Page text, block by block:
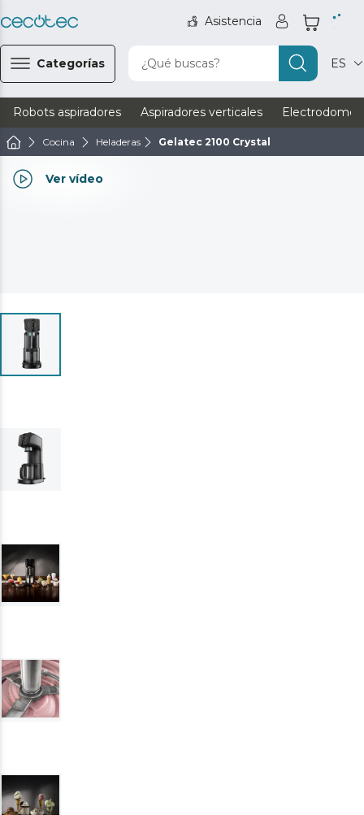
Asistencia
Categorías ¿Qué buscas? ES
Robots aspiradores Aspiradores verticales
Cocina Heladeras Gelatec 2100 Crystal
Ver vídeo